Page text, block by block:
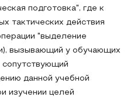
подготовка", где к
тактических действия
"выделение
вызывающий у обучающих
сопутствующий
данной учебной
изучении целей